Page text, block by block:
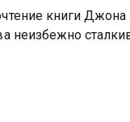
книги
неизбежно